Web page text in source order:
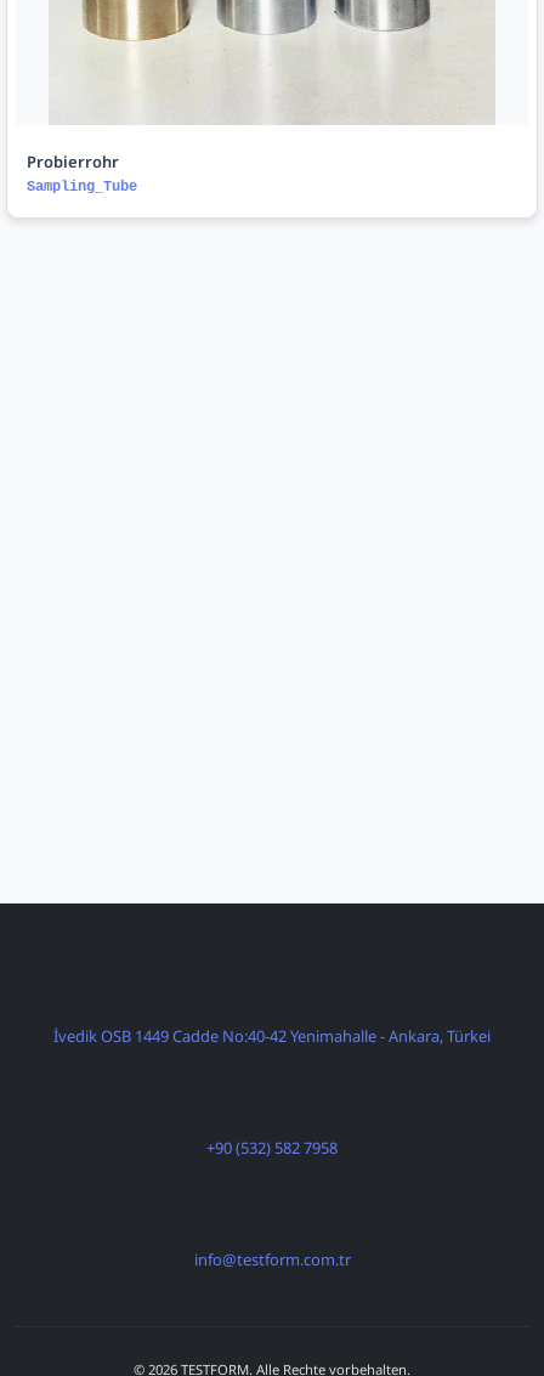
Probierrohr
Sampling_Tube
İvedik OSB 1449 Cadde No:40-42 Yenimahalle - Ankara, Türkei
+90 (532) 582 7958
info@testform.com.tr
© 2026 TESTFORM. Alle Rechte vorbehalten.